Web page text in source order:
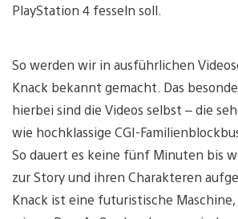
PlayStation 4 fesseln soll.
So werden wir in ausführlichen
Knack bekannt gemacht. Das
hierbei sind die Videos selbst – die
wie hochklassige CGI-
So dauert es keine fünf Minuten bis
zur Story und ihren Charakteren
Knack ist eine futuristische